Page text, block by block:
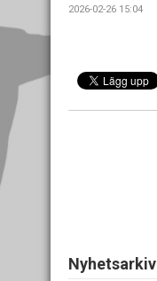
2026-02-26 15:04
Nyhetsarkiv